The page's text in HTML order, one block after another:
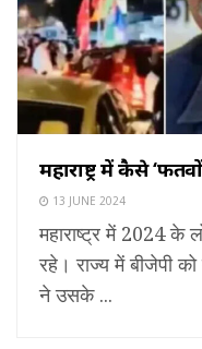
महाराष्ट्र में कैसे
13 JUNE 2024
महाराष्ट्र में 2024 के
रहे। राज्य में बीजेपी
ने उसके ...